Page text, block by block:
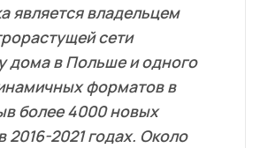
является владельцем
сети
дома в Польше и одного
форматов в
более 4000 новых
2016-2021 годах. Около